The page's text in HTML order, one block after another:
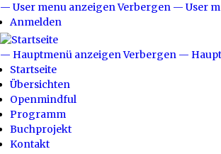
Direkt
zum
Inhalt
User
menu
— User menu anzeigenVerbergen — User
Anmelden
Hauptmenü
— Hauptmenü anzeigen Verbergen —
Startseite
Übersichten
Openmindful
Programm
Buchprojekt
Kontakt